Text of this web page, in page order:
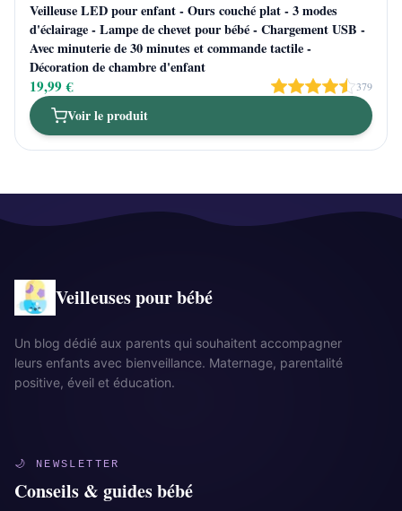
Veilleuse LED pour enfant - Ours couché plat - 3 modes
d'éclairage - Lampe de chevet pour bébé - Chargement USB -
Avec minuterie de 30 minutes et commande tactile -
Décoration de chambre d'enfant
19,99 € 379
Voir le produit
Veilleuses pour bébé
Un blog dédié aux parents qui souhaitent accompagner
leurs enfants avec bienveillance. Maternage, parentalité
positive, éveil et éducation.
🌙 NEWSLETTER
Conseils & guides bébé